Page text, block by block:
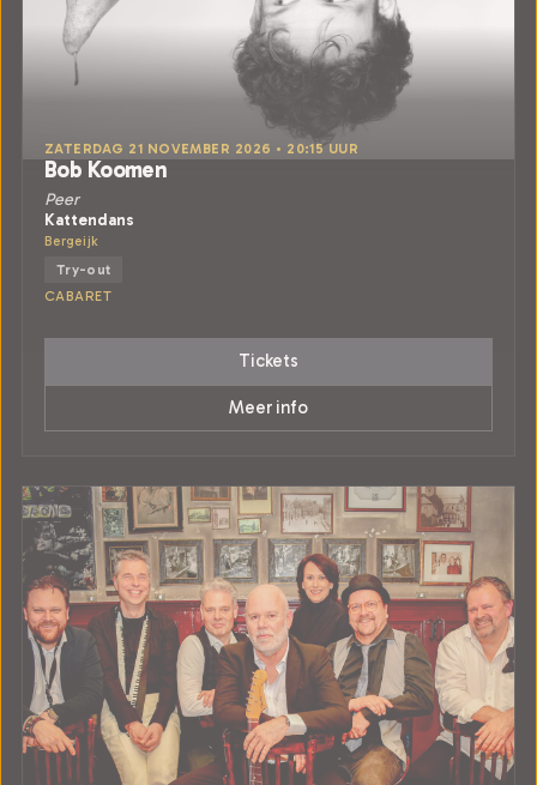
ZATERDAG 21 NOVEMBER 2026 • 20:15 UUR
Bob Koomen
Peer
Kattendans
Bergeijk
Try-out
CABARET
Tickets
Meer info